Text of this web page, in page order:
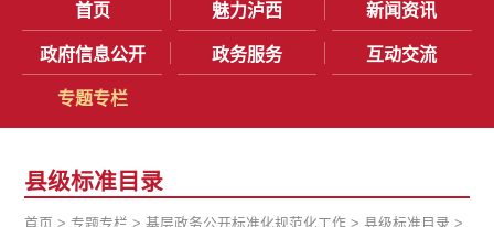
首页 魅力泸西 新闻资讯
政府信息公开 政务服务 互动交流
专题专栏
县级标准目录
首页 >专题专栏 >基层政务公开标准化规范化工作 >县级标准目录 >